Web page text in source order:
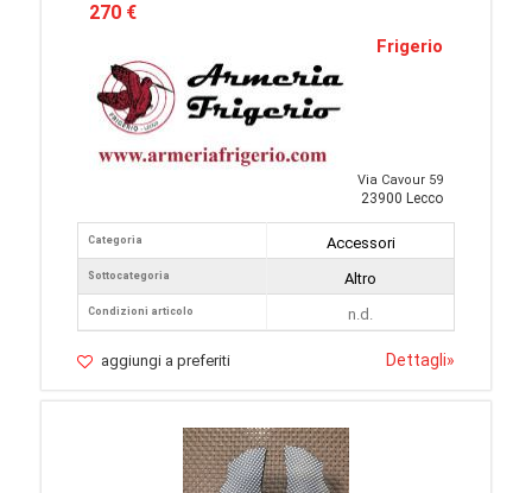
270 €
Frigerio
Via Cavour 59
23900 Lecco
Categoria
Sottocategoria
Condizioni articolo
Accessori
Altro
n.d.
aggiungi a preferiti Dettagli»